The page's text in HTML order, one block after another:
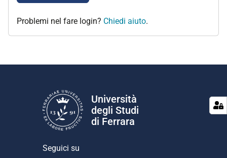
Problemi nel fare login? Chiedi aiuto.
Università
degli Studi
di Ferrara
Seguici su